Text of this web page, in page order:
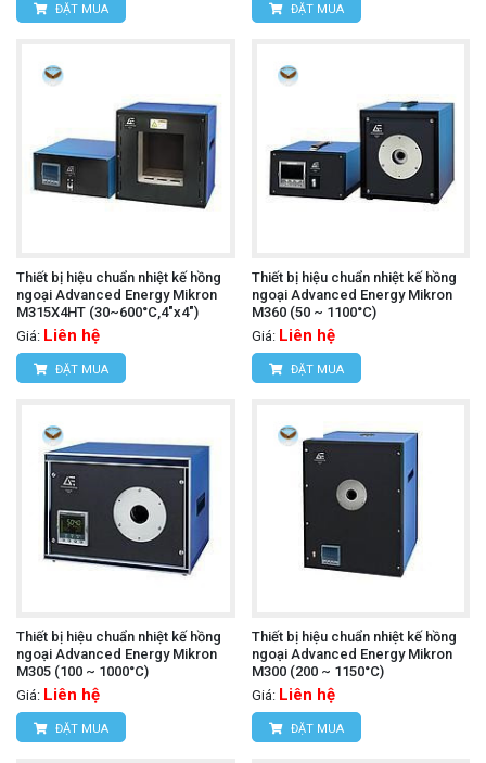
ĐẶT MUA ĐẶT MUA
Thiết bị hiệu chuẩn nhiệt kế hồng
ngoại Advanced Energy Mikron
M315X4HT (30~600°C,4"x4")
Giá: Liên hệ
ĐẶT MUA
Thiết bị hiệu chuẩn nhiệt kế hồng
ngoại Advanced Energy Mikron
M360 (50 ~ 1100°C)
Giá: Liên hệ
ĐẶT MUA
Thiết bị hiệu chuẩn nhiệt kế hồng
ngoại Advanced Energy Mikron
M305 (100 ~ 1000°C)
Giá: Liên hệ
ĐẶT MUA
Thiết bị hiệu chuẩn nhiệt kế hồng
ngoại Advanced Energy Mikron
M300 (200 ~ 1150°C)
Giá: Liên hệ
ĐẶT MUA